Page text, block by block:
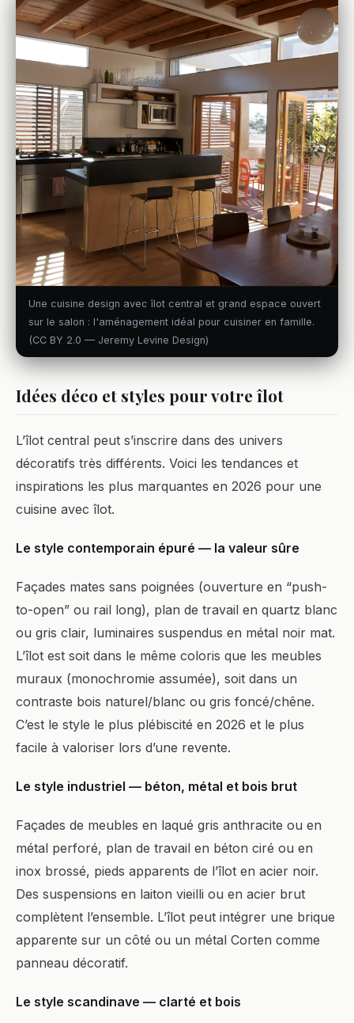
Une cuisine design avec îlot central et grand espace ouvert
sur le salon : l'aménagement idéal pour cuisiner en famille.
(CC BY 2.0 — Jeremy Levine Design)
Idées déco et styles pour votre îlot
L’îlot central peut s’inscrire dans des univers
décoratifs très différents. Voici les tendances et
inspirations les plus marquantes en 2026 pour une
cuisine avec îlot.
Le style contemporain épuré — la valeur sûre
Façades mates sans poignées (ouverture en “push-
to-open” ou rail long), plan de travail en quartz blanc
ou gris clair, luminaires suspendus en métal noir mat.
L’îlot est soit dans le même coloris que les meubles
muraux (monochromie assumée), soit dans un
contraste bois naturel/blanc ou gris foncé/chêne.
C’est le style le plus plébiscité en 2026 et le plus
facile à valoriser lors d’une revente.
Le style industriel — béton, métal et bois brut
Façades de meubles en laqué gris anthracite ou en
métal perforé, plan de travail en béton ciré ou en
inox brossé, pieds apparents de l’îlot en acier noir.
Des suspensions en laiton vieilli ou en acier brut
complètent l’ensemble. L’îlot peut intégrer une brique
apparente sur un côté ou un métal Corten comme
panneau décoratif.
Le style scandinave — clarté et bois